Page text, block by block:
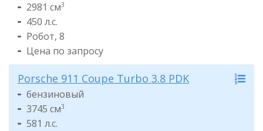
2981 см3
450 л.с.
Робот, 8
Цена по запросу
Porsche 911 Coupe Turbo 3.8 PDK
бензиновый
3745 см3
581 л.с.